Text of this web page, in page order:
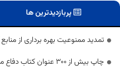
پربازدیدترین ها
تمدید ممنوعیت بهره برداری از
چاپ بیش از ۳۰۰ عنوان کتاب دفاع مقدس در خراسان جنوبی